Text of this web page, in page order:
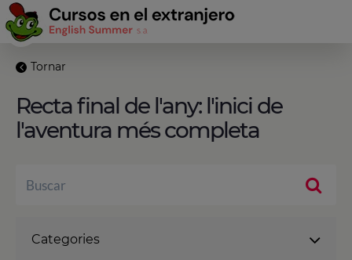
Tornar
Recta final de l'any: l'inici de
l'aventura més completa
Categories